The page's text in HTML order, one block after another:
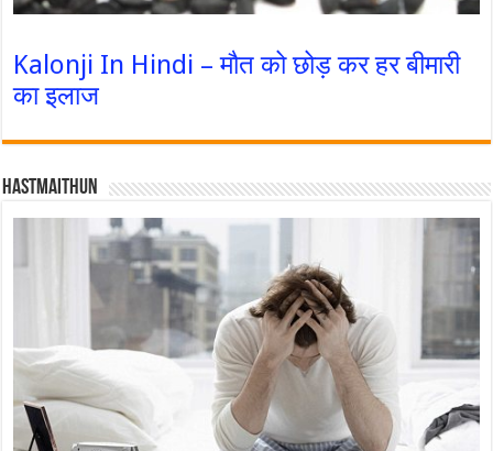
Kalonji In Hindi – मौत को छोड़ कर हर बीमारी
का इलाज
Hastmaithun